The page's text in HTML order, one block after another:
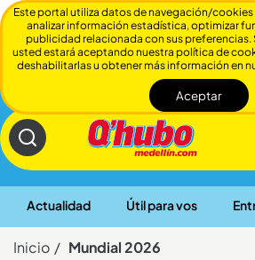
Actualidad Útil para vos
Inicio Mundial 2026
Este portal utiliza datos de navegación/
analizar información estadística, optimizar
publicidad relacionada con sus
usted estará aceptando nuestra política de
deshabilitarlas u obtener más información en
Aceptar